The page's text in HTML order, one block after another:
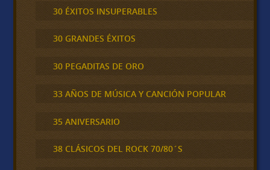
30 ÉXITOS INSUPERABLES
30 GRANDES ÉXITOS
30 PEGADITAS DE ORO
33 AÑOS DE MÚSICA Y CANCIÓN POPULAR
35 ANIVERSARIO
38 CLÁSICOS DEL ROCK 70/80´S